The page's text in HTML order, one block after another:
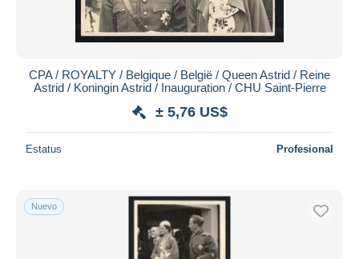
Todas las duraciones
Cerrando dentro
Sólo con descuento
Envío gratis
CPA / ROYALTY / Belgique / België / Queen Astrid / Reine
Astrid / Koningin Astrid / Inauguration / CHU Saint-Pierre
± 5,76 US$
Estatus Profesional
Nuevo